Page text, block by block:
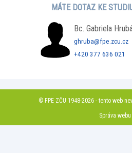
MÁTE DOTAZ KE
Bc. Gabriela
ghruba@fpe.zcu.cz
+420 377 636 021
© FPE ZČU 1948-2026 - tento web
Správa webu